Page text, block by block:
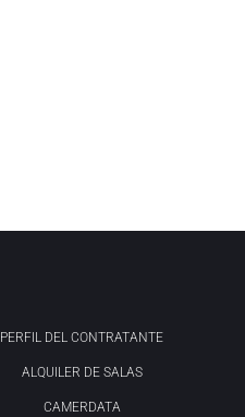
PERFIL DEL CONTRATANTE
ALQUILER DE SALAS
CAMERDATA